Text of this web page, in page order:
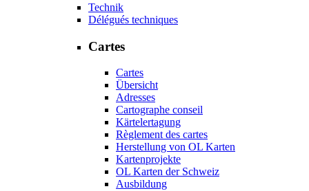
Technik
Délégués techniques
Cartes
Cartes
Übersicht
Adresses
Cartographe conseil
Kärtelertagung
Règlement des cartes
Herstellung von OL Karten
Kartenprojekte
OL Karten der Schweiz
Ausbildung